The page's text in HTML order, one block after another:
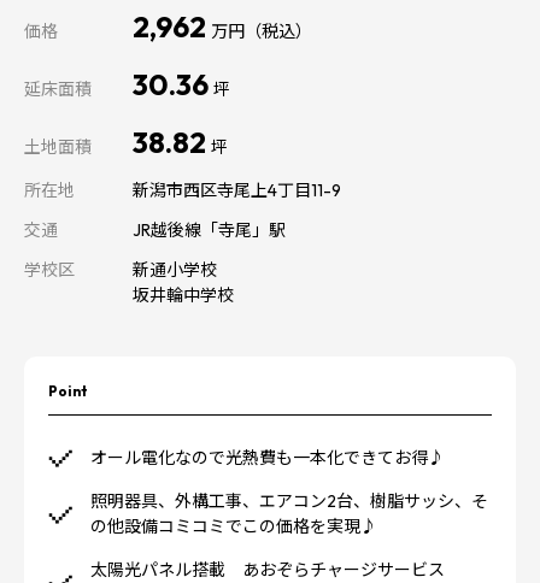
価格 2,962 万円（税込）
延床面積 30.36 坪
土地面積 38.82 坪
所在地
新潟市西区寺尾上4丁目11-9
交通
JR越後線「寺尾」駅
学校区
新通小学校
坂井輪中学校
Point
オール電化なので光熱費も一本化できてお得♪
照明器具、外構工事、エアコン2台、樹脂サッシ、そ
の他設備コミコミでこの価格を実現♪
太陽光パネル搭載 あおぞらチャージサービス